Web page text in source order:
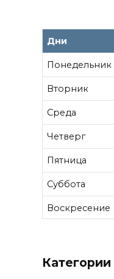
Дни
Понедельник
Вторник
Среда
Четверг
Пятница
Суббота
Воскресение